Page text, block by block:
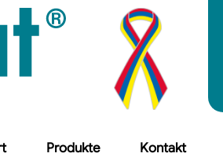
Produkte Kontakt